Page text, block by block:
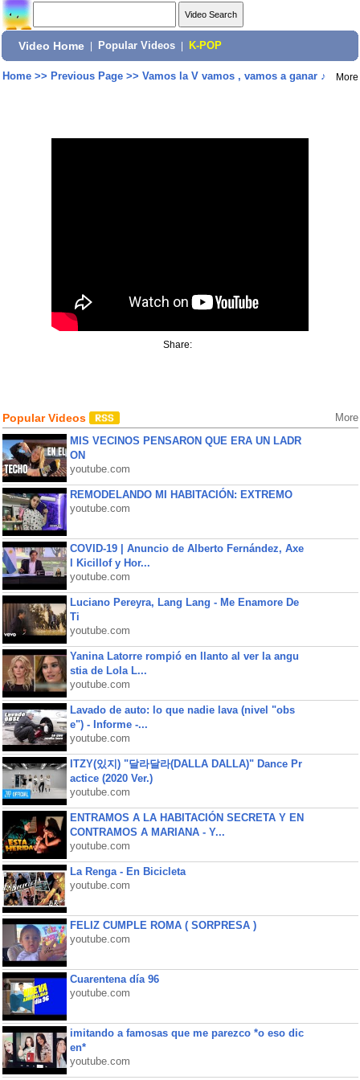
Video Home Popular Videos K-POP
Home>> Previous Page>> Vamos la V vamos , vamos a ganar ♪ More
Share:
Popular Videos More
MIS VECINOS PENSARON QUE ERA UN LADR
ON
youtube.com
REMODELANDO MI HABITACIÓN: EXTREMO
youtube.com
COVID-19 | Anuncio de Alberto Fernández, Axe
l Kicillof y Hor...
youtube.com
Luciano Pereyra, Lang Lang - Me Enamore De
Ti
youtube.com
Yanina Latorre rompió en llanto al ver la angu
stia de Lola L...
youtube.com
Lavado de auto: lo que nadie lava (nivel "obs
e") - Informe -...
youtube.com
ITZY(있지) "달라달라(DALLA DALLA)" Dance Pr
actice (2020 Ver.)
youtube.com
ENTRAMOS A LA HABITACIÓN SECRETA Y EN
CONTRAMOS A MARIANA - Y...
youtube.com
La Renga - En Bicicleta
youtube.com
FELIZ CUMPLE ROMA ( SORPRESA )
youtube.com
Cuarentena día 96
youtube.com
imitando a famosas que me parezco *o eso dic
en*
youtube.com